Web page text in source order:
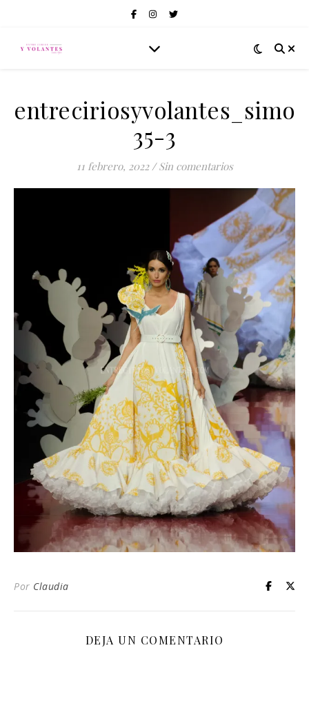
35-3
11 febrero, 2022 / Sin comentarios
Por Claudia
DEJA UN COMENTARIO